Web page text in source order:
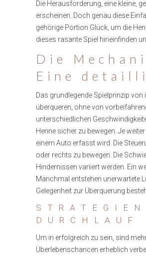
Die Herausforderung, eine kleine,
erscheinen. Doch genau diese
gehörige Portion Glück, um die
dieses rasante Spiel hineinfinden
Die
Eine
Das grundlegende Spielprinzip von
überqueren, ohne von
unterschiedlichen
Henne sicher zu bewegen. Je
einem Auto erfasst wird. Die
oder rechts zu bewegen. Die
Hindernissen variiert werden. Ein
Manchmal entstehen unerwartete
Gelegenheit zur Überquerung
DURCHLAUF
Um in erfolgreich zu sein, sind
Überlebenschancen erheblich